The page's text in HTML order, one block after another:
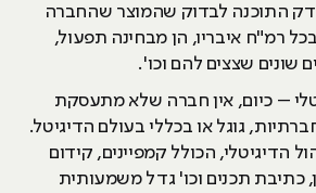
התוכנה לבדוק שהמוצר שהחברה
רמ"ח איבריו, הן מבחינה תפעול,
שונים שצצים להם וכו'.
– כיום, אין חברה שלא מתעסקת
גוגל או בכללי בעולם הדיגיטל.
הדיגיטלי, הכולל קמפיינים, קידום
כתיבת תכנים וכו' גדל משמעותית